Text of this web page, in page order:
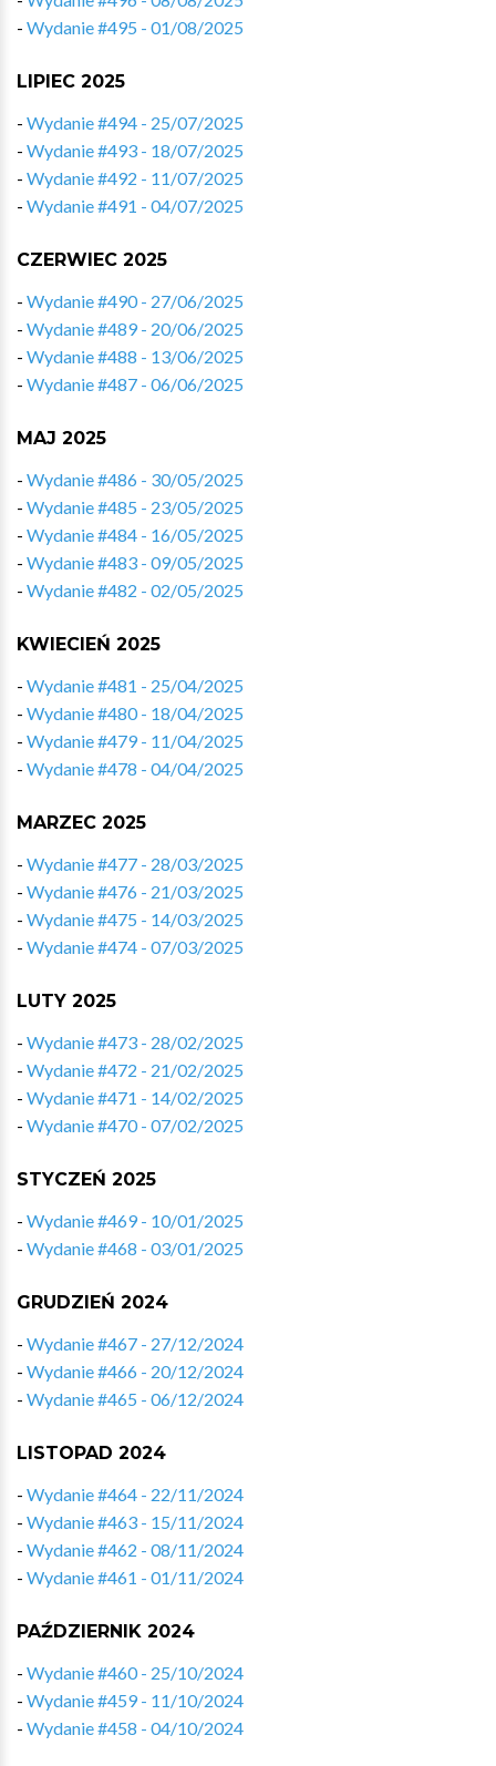
- Wydanie #495 - 01/08/2025
LIPIEC 2025
- Wydanie #494 - 25/07/2025
- Wydanie #493 - 18/07/2025
- Wydanie #492 - 11/07/2025
- Wydanie #491 - 04/07/2025
CZERWIEC 2025
- Wydanie #490 - 27/06/2025
- Wydanie #489 - 20/06/2025
- Wydanie #488 - 13/06/2025
- Wydanie #487 - 06/06/2025
MAJ 2025
- Wydanie #486 - 30/05/2025
- Wydanie #485 - 23/05/2025
- Wydanie #484 - 16/05/2025
- Wydanie #483 - 09/05/2025
- Wydanie #482 - 02/05/2025
KWIECIEŃ 2025
- Wydanie #481 - 25/04/2025
- Wydanie #480 - 18/04/2025
- Wydanie #479 - 11/04/2025
- Wydanie #478 - 04/04/2025
MARZEC 2025
- Wydanie #477 - 28/03/2025
- Wydanie #476 - 21/03/2025
- Wydanie #475 - 14/03/2025
- Wydanie #474 - 07/03/2025
LUTY 2025
- Wydanie #473 - 28/02/2025
- Wydanie #472 - 21/02/2025
- Wydanie #471 - 14/02/2025
- Wydanie #470 - 07/02/2025
STYCZEŃ 2025
- Wydanie #469 - 10/01/2025
- Wydanie #468 - 03/01/2025
GRUDZIEŃ 2024
- Wydanie #467 - 27/12/2024
- Wydanie #466 - 20/12/2024
- Wydanie #465 - 06/12/2024
LISTOPAD 2024
- Wydanie #464 - 22/11/2024
- Wydanie #463 - 15/11/2024
- Wydanie #462 - 08/11/2024
- Wydanie #461 - 01/11/2024
PAŹDZIERNIK 2024
- Wydanie #460 - 25/10/2024
- Wydanie #459 - 11/10/2024
- Wydanie #458 - 04/10/2024